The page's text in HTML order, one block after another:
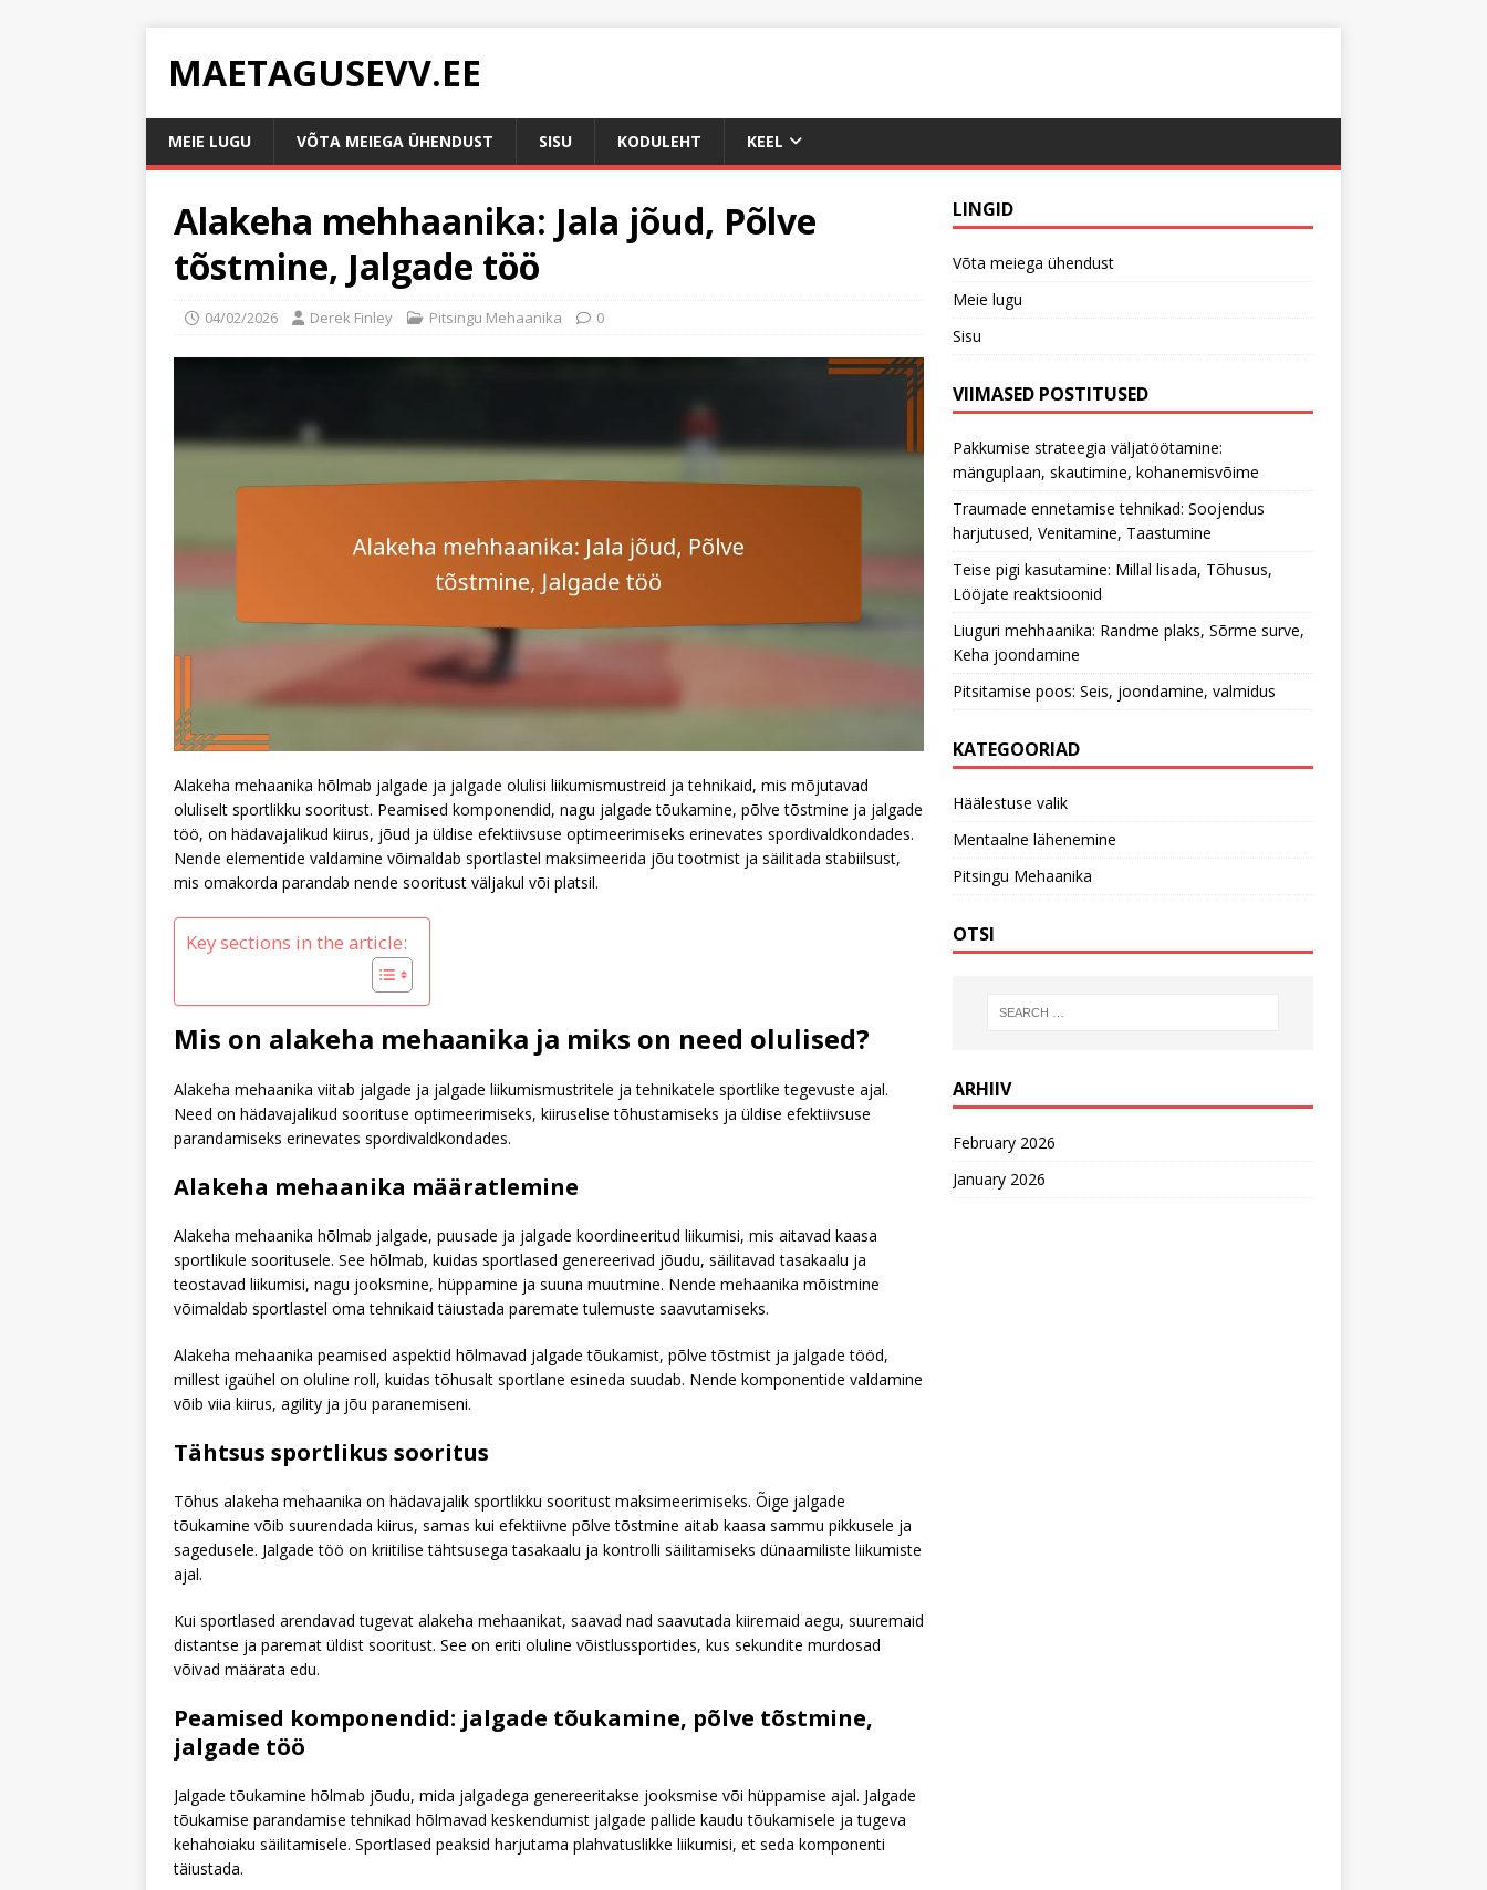
MAETAGUSEVV.EE
MEIE LUGU VÕTA MEIEGA ÜHENDUST SISU KODULEHT KEEL
Alakeha mehhaanika: Jala jõud, Põlve
tõstmine, Jalgade töö
04/02/2026 Derek Finley Pitsingu Mehaanika 0
Alakeha mehaanika hõlmab jalgade ja jalgade olulisi liikumismustreid ja tehnikaid, mis mõjutavad
oluliselt sportlikku sooritust. Peamised komponendid, nagu jalgade tõukamine, põlve tõstmine ja jalgade
töö, on hädavajalikud kiirus, jõud ja üldise efektiivsuse optimeerimiseks erinevates spordivaldkondades.
Nende elementide valdamine võimaldab sportlastel maksimeerida jõu tootmist ja säilitada stabiilsust,
mis omakorda parandab nende sooritust väljakul või platsil.
Key sections in the article:
Mis on alakeha mehaanika ja miks on need olulised?
Alakeha mehaanika viitab jalgade ja jalgade liikumismustritele ja tehnikatele sportlike tegevuste ajal.
Need on hädavajalikud soorituse optimeerimiseks, kiiruselise tõhustamiseks ja üldise efektiivsuse
parandamiseks erinevates spordivaldkondades.
Alakeha mehaanika määratlemine
Alakeha mehaanika hõlmab jalgade, puusade ja jalgade koordineeritud liikumisi, mis aitavad kaasa
sportlikule sooritusele. See hõlmab, kuidas sportlased genereerivad jõudu, säilitavad tasakaalu ja
teostavad liikumisi, nagu jooksmine, hüppamine ja suuna muutmine. Nende mehaanika mõistmine
võimaldab sportlastel oma tehnikaid täiustada paremate tulemuste saavutamiseks.
Alakeha mehaanika peamised aspektid hõlmavad jalgade tõukamist, põlve tõstmist ja jalgade tööd,
millest igaühel on oluline roll, kuidas tõhusalt sportlane esineda suudab. Nende komponentide valdamine
võib viia kiirus, agility ja jõu paranemiseni.
Tähtsus sportlikus sooritus
Tõhus alakeha mehaanika on hädavajalik sportlikku sooritust maksimeerimiseks. Õige jalgade
tõukamine võib suurendada kiirus, samas kui efektiivne põlve tõstmine aitab kaasa sammu pikkusele ja
sagedusele. Jalgade töö on kriitilise tähtsusega tasakaalu ja kontrolli säilitamiseks dünaamiliste liikumiste
ajal.
Kui sportlased arendavad tugevat alakeha mehaanikat, saavad nad saavutada kiiremaid aegu, suuremaid
distantse ja paremat üldist sooritust. See on eriti oluline võistlussportides, kus sekundite murdosad
võivad määrata edu.
Peamised komponendid: jalgade tõukamine, põlve tõstmine,
jalgade töö
Jalgade tõukamine hõlmab jõudu, mida jalgadega genereeritakse jooksmise või hüppamise ajal. Jalgade
tõukamise parandamise tehnikad hõlmavad keskendumist jalgade pallide kaudu tõukamisele ja tugeva
kehahoiaku säilitamisele. Sportlased peaksid harjutama plahvatuslikke liikumisi, et seda komponenti
täiustada.
LINGID
Võta meiega ühendust
Meie lugu
Sisu
VIIMASED POSTITUSED
Pakkumise strateegia väljatöötamine:
mänguplaan, skautimine, kohanemisvõime
Traumade ennetamise tehnikad: Soojendus
harjutused, Venitamine, Taastumine
Teise pigi kasutamine: Millal lisada, Tõhusus,
Lööjate reaktsioonid
Liuguri mehhaanika: Randme plaks, Sõrme surve,
Keha joondamine
Pitsitamise poos: Seis, joondamine, valmidus
KATEGOORIAD
Häälestuse valik
Mentaalne lähenemine
Pitsingu Mehaanika
OTSI
ARHIIV
February 2026
January 2026